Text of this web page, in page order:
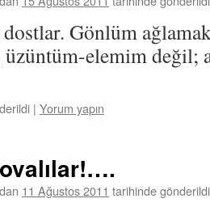
Gönlüm
üzüntüm-elemim
| Yorum yapın
11 Ağustos 2011 tarihinde gönderildi